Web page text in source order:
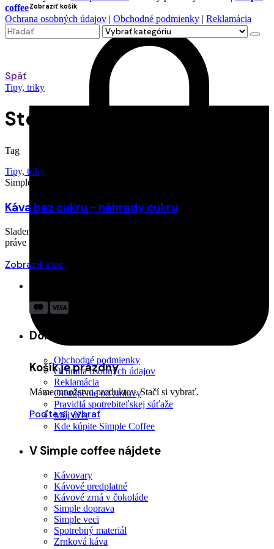
Zobraziť košík
Košík je prázdny
Máme množstvo produktov. Stačí si vybrať.
Poďte si vybrať
coffee
Ochrana osobných údajov | Obchodné podmienky | Reklamácia
Search
for
Späť
Tipy, triky
Stévia do kávy
Tag
Tipy, triky
Simple coffee
Káva bez cukru - náhrady cukru
Sladenie kávy, či už cukrom alebo iným sladidlom do kávy, nie je
práve to,…
Zobraziť viac
Dôležité odkazy
Obchodné podmienky
Ochrana osobných údajov
Reklamácia
Odstúpenie od zmluvy
Pravidlá spotrebiteľskej súťaže
Môj účet
Kde kúpite Simple Coffee
V Simple coffee nájdete
Kávovary
Kávové predplatné
Kávové zrná v čokoláde
Simple doprava
Simple veci
Spotrebný materiál
Zrnková káva